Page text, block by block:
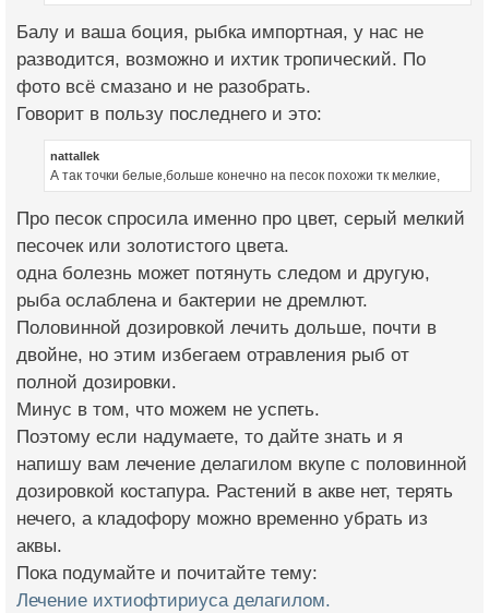
Балу и ваша боция, рыбка импортная, у нас не
разводится, возможно и ихтик тропический. По
фото всё смазано и не разобрать.
Говорит в пользу последнего и это:
nattallek
А так точки белые,больше конечно на песок похожи тк мелкие,
Про песок спросила именно про цвет, серый мелкий
песочек или золотистого цвета.
одна болезнь может потянуть следом и другую,
рыба ослаблена и бактерии не дремлют.
Половинной дозировкой лечить дольше, почти в
двойне, но этим избегаем отравления рыб от
полной дозировки.
Минус в том, что можем не успеть.
Поэтому если надумаете, то дайте знать и я
напишу вам лечение делагилом вкупе с половинной
дозировкой костапура. Растений в акве нет, терять
нечего, а кладофору можно временно убрать из
аквы.
Пока подумайте и почитайте тему:
Лечение ихтиофтириуса делагилом.